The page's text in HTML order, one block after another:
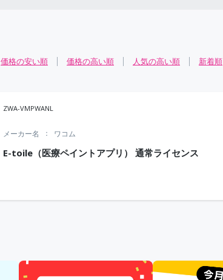
価格の安い順 価格の高い順 人気の高い順 新着順
ZWA-VMPWANL
E-toile（医療ペイントアプリ） 通常ライセンス
メーカー名 ワコム